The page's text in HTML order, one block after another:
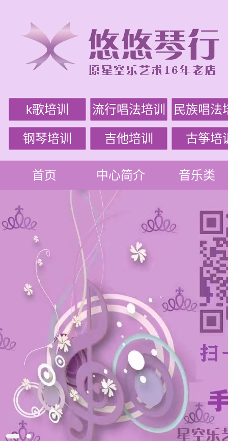
k歌培训 流行唱法培训 民族唱法
钢琴培训 吉他培训 古筝培
首页 中心简介 音乐类